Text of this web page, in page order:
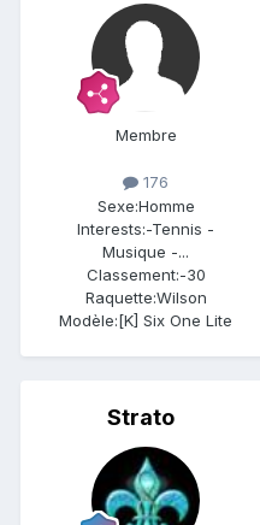
Membre
176
Sexe:Homme
Interests:-Tennis -
Musique -...
Classement:-30
Raquette:Wilson
Modèle:[K] Six One Lite
Strato